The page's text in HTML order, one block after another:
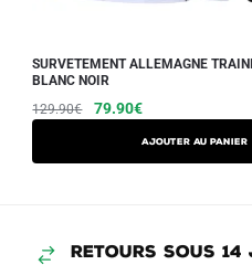
SURVETEMENT ALLEMAGNE
BLANC NOIR
129.90€
Le
79.90€Le
Ajouter au panier
RETOURS SOUS 14